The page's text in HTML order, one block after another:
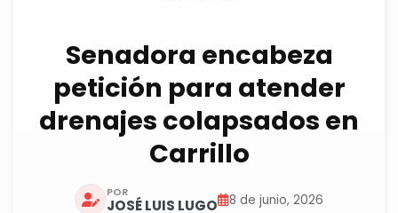
Senadora encabeza
petición para atender
drenajes colapsados en
Carrillo
POR
JOSÉ LUIS LUGO 8 de junio, 2026